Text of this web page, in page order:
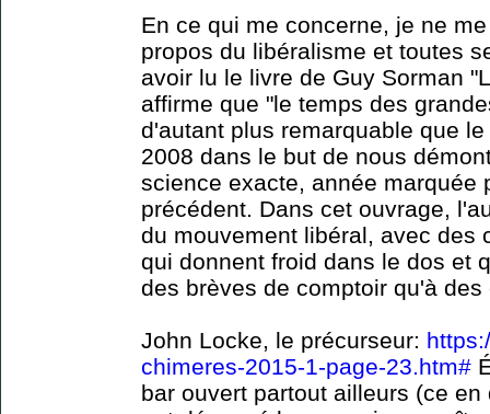
En ce qui me concerne, je ne
propos du libéralisme et toutes
avoir lu le livre de Guy Sorman
affirme que "le temps des
d'autant plus remarquable que
2008 dans le but de nous
science exacte, année marquée
précédent. Dans cet ouvrage,
du mouvement libéral, avec des
qui donnent froid dans le dos et
des brèves de comptoir qu'à
John Locke, le précurseur:
chimeres-2015-1-page-23.htm#
bar ouvert partout ailleurs (ce